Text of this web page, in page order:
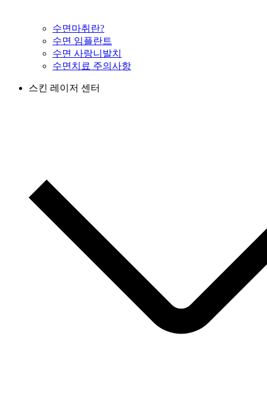
수면마취란?
수면 임플란트
수면 사랑니발치
수면치료 주의사항
스킨 레이저 센터